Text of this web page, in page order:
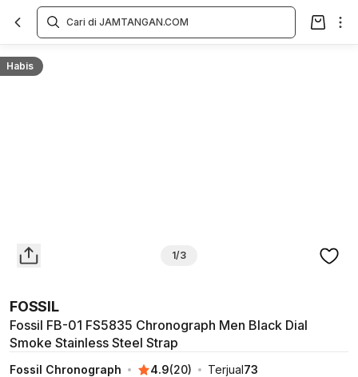
Habis
1/3
FOSSIL
Fossil FB-01 FS5835 Chronograph Men Black Dial
Smoke Stainless Steel Strap
Fossil Chronograph 4.9(20) Terjual73
Overview